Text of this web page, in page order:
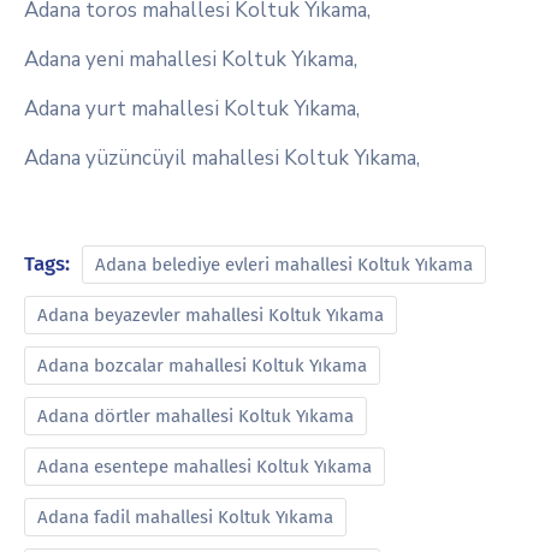
Adana toros mahallesi Koltuk Yıkama,
Adana yeni mahallesi Koltuk Yıkama,
Adana yurt mahallesi Koltuk Yıkama,
Adana yüzüncüyil mahallesi Koltuk Yıkama,
Tags: Adana belediye evleri mahallesi Koltuk Yıkama
Adana beyazevler mahallesi Koltuk Yıkama
Adana bozcalar mahallesi Koltuk Yıkama
Adana dörtler mahallesi Koltuk Yıkama
Adana esentepe mahallesi Koltuk Yıkama
Adana fadil mahallesi Koltuk Yıkama